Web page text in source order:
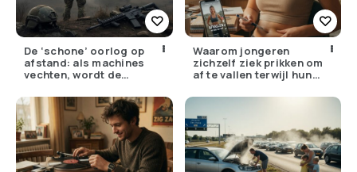
De ‘schone’ oorlog op
afstand: als machines
vechten, wordt de
lager
Waarom jongeren
zichzelf ziek prikken om
af te vallen terwijl hun
bellen